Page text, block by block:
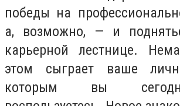
победы на
а, возможно, — и
карьерной лестнице.
этом сыграет ваше
которым вы